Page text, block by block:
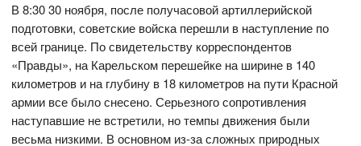
В 8:30 30 ноября, после получасовой артиллерийской
подготовки, советские войска перешли в наступление по
всей границе. По свидетельству корреспондентов
«Правды», на Карельском перешейке на ширине в 140
километров и на глубину в 18 километров на пути Красной
армии все было снесено. Серьезного сопротивления
наступавшие не встретили, но темпы движения были
весьма низкими. В основном из-за сложных природных